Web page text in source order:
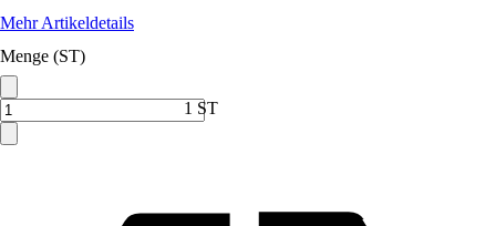
Mehr Artikeldetails
Menge (ST)
1 ST